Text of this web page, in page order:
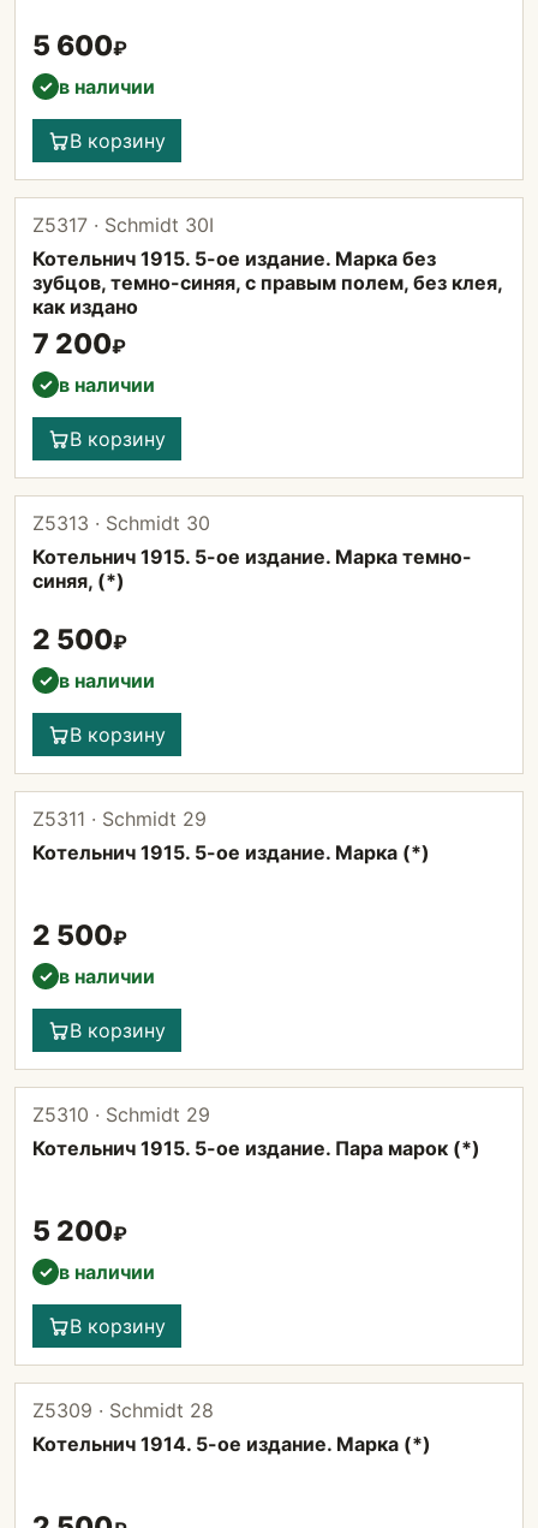
5 600₽
✓ в наличии
В корзину
Z5317 · Schmidt 30I
Котельнич 1915. 5-ое издание. Марка без
зубцов, темно-синяя, с правым полем, без клея,
как издано
7 200₽
✓ в наличии
В корзину
Z5313 · Schmidt 30
Котельнич 1915. 5-ое издание. Марка темно-
синяя, (*)
2 500₽
✓ в наличии
В корзину
Z5311 · Schmidt 29
Котельнич 1915. 5-ое издание. Марка (*)
2 500₽
✓ в наличии
В корзину
Z5310 · Schmidt 29
Котельнич 1915. 5-ое издание. Пара марок (*)
5 200₽
✓ в наличии
В корзину
Z5309 · Schmidt 28
Котельнич 1914. 5-ое издание. Марка (*)